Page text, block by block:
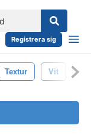
Registrera sig
Textur Vit